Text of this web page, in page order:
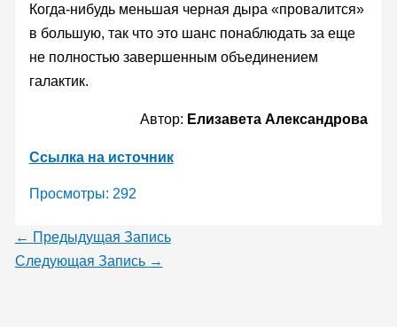
Когда-нибудь меньшая черная дыра «провалится»
в большую, так что это шанс понаблюдать за еще
не полностью завершенным объединением
галактик.
Автор: Елизавета Александрова
Ссылка на источник
Просмотры: 292
← Предыдущая Запись
Следующая Запись →